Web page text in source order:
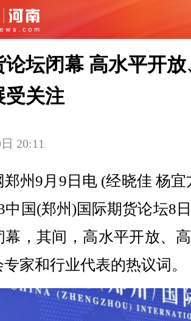
论坛闭幕 高水平开
受关注
20:11
9月9日电 (经晓佳 杨宜
中国(郑州)国际期货论坛8
幕，其间，高水平开放、
家和行业代表的热议词。